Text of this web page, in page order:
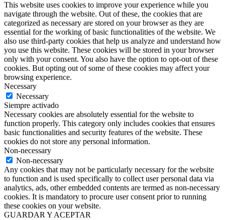
This website uses cookies to improve your experience while you
navigate through the website. Out of these, the cookies that are
categorized as necessary are stored on your browser as they are
essential for the working of basic functionalities of the website. We
also use third-party cookies that help us analyze and understand how
you use this website. These cookies will be stored in your browser
only with your consent. You also have the option to opt-out of these
cookies. But opting out of some of these cookies may affect your
browsing experience.
Necessary
Necessary
Siempre activado
Necessary cookies are absolutely essential for the website to
function properly. This category only includes cookies that ensures
basic functionalities and security features of the website. These
cookies do not store any personal information.
Non-necessary
Non-necessary
Any cookies that may not be particularly necessary for the website
to function and is used specifically to collect user personal data via
analytics, ads, other embedded contents are termed as non-necessary
cookies. It is mandatory to procure user consent prior to running
these cookies on your website.
GUARDAR Y ACEPTAR